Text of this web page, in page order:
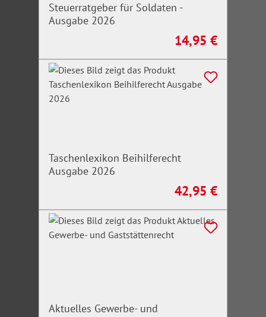
Steuerratgeber für Soldaten -
Ausgabe 2026
Regulärer Preis:
14,95 €
Taschenlexikon Beihilferecht
Ausgabe 2026
Regulärer Preis:
42,95 €
Aktuelles Gewerbe- und